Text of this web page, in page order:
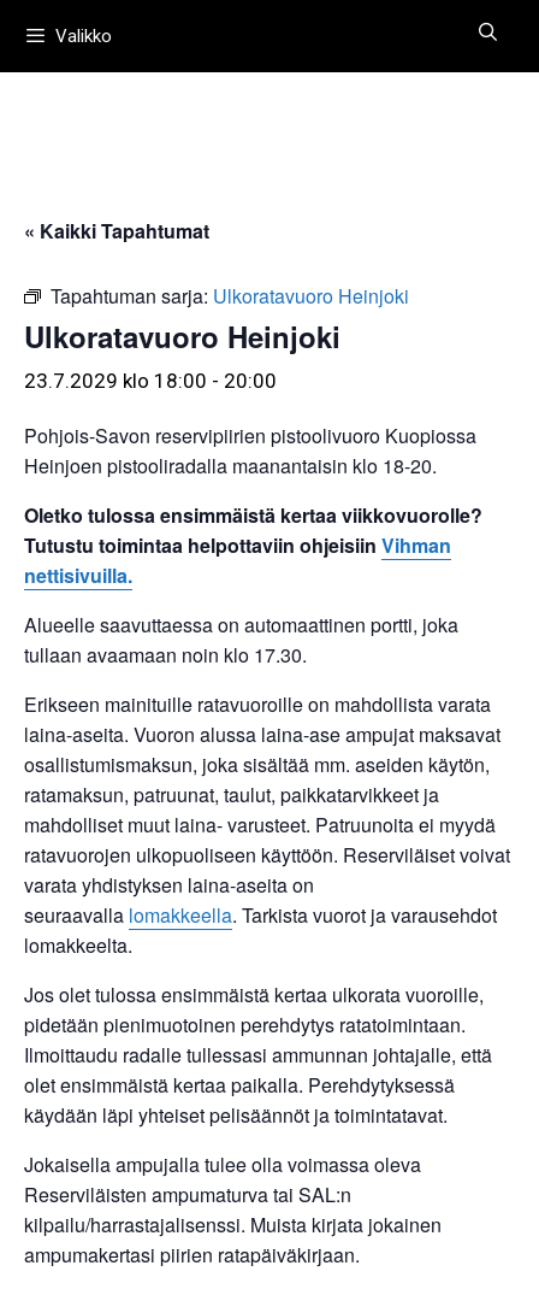
sisältöönValikko
« Kaikki Tapahtumat
Tapahtuman sarja: Ulkoratavuoro Heinjoki
Ulkoratavuoro Heinjoki
23.7.2029 klo 18:00 - 20:00
Pohjois-Savon reservipiirien pistoolivuoro Kuopiossa
Heinjoen pistooliradalla maanantaisin klo 18-20.
Oletko tulossa ensimmäistä kertaa viikkovuorolle?
Tutustu toimintaa helpottaviin ohjeisiin Vihman
nettisivuilla.
Alueelle saavuttaessa on automaattinen portti, joka
tullaan avaamaan noin klo 17.30.
Erikseen mainituille ratavuoroille on mahdollista varata
laina-aseita. Vuoron alussa laina-ase ampujat maksavat
osallistumismaksun, joka sisältää mm. aseiden käytön,
ratamaksun, patruunat, taulut, paikkatarvikkeet ja
mahdolliset muut laina- varusteet. Patruunoita ei myydä
ratavuorojen ulkopuoliseen käyttöön. Reserviläiset voivat
varata yhdistyksen laina-aseita on
seuraavalla lomakkeella. Tarkista vuorot ja varausehdot
lomakkeelta.
Jos olet tulossa ensimmäistä kertaa ulkorata vuoroille,
pidetään pienimuotoinen perehdytys ratatoimintaan.
Ilmoittaudu radalle tullessasi ammunnan johtajalle, että
olet ensimmäistä kertaa paikalla. Perehdytyksessä
käydään läpi yhteiset pelisäännöt ja toimintatavat.
Jokaisella ampujalla tulee olla voimassa oleva
Reserviläisten ampumaturva tai SAL:n
kilpailu/harrastajalisenssi. Muista kirjata jokainen
ampumakertasi piirien ratapäiväkirjaan.